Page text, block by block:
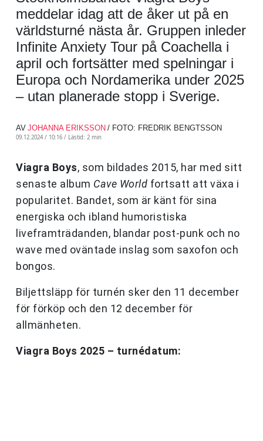
meddelar idag att de åker ut på en
världsturné nästa år. Gruppen inleder
Infinite Anxiety Tour på Coachella i
april och fortsätter med spelningar i
Europa och Nordamerika under 2025
– utan planerade stopp i Sverige.
AV JOHANNA ERIKSSON / FOTO: FREDRIK BENGTSSON
09.12.2024 / 10:16 / Lästid: 2 min
Viagra Boys, som bildades 2015, har med sitt
senaste album Cave World fortsatt att växa i
popularitet. Bandet, som är känt för sina
energiska och ibland humoristiska
liveframträdanden, blandar post-punk och no
wave med oväntade inslag som saxofon och
bongos.
Biljettsläpp för turnén sker den 11 december
för förköp och den 12 december för
allmänheten.
Viagra Boys 2025 – turnédatum: